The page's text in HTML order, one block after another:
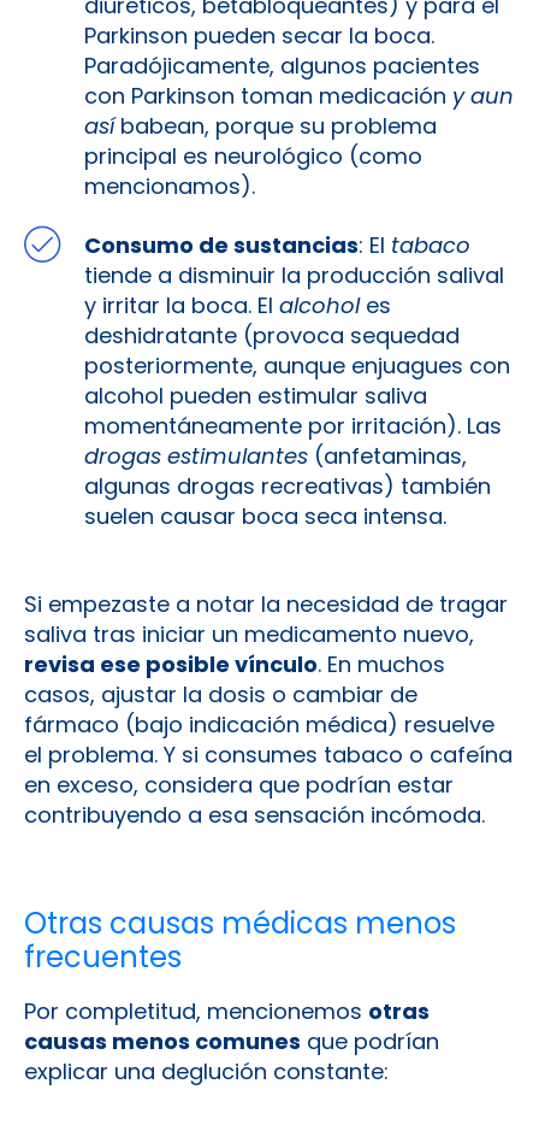
Parkinson pueden secar la boca.
Paradójicamente, algunos pacientes
con Parkinson toman medicación y aun
asíbabean, porque su problema
principal es neurológico (como
mencionamos).
Consumo de sustancias: El tabaco
tiende a disminuir la producción salival
y irritar la boca. El alcoholes
deshidratante (provoca sequedad
posteriormente, aunque enjuagues con
alcohol pueden estimular saliva
momentáneamente por irritación). Las
drogas estimulantes (anfetaminas,
algunas drogas recreativas) también
suelen causar boca seca intensa.
Si empezaste a notar la necesidad de tragar
saliva tras iniciar un medicamento nuevo,
revisa ese posible vínculo. En muchos
casos, ajustar la dosis o cambiar de
fármaco (bajo indicación médica) resuelve
el problema. Y si consumes tabaco o cafeína
en exceso, considera que podrían estar
contribuyendo a esa sensación incómoda.
Otras causas médicas menos
frecuentes
Por completitud, mencionemos otras
causas menos comunes que podrían
explicar una deglución constante: